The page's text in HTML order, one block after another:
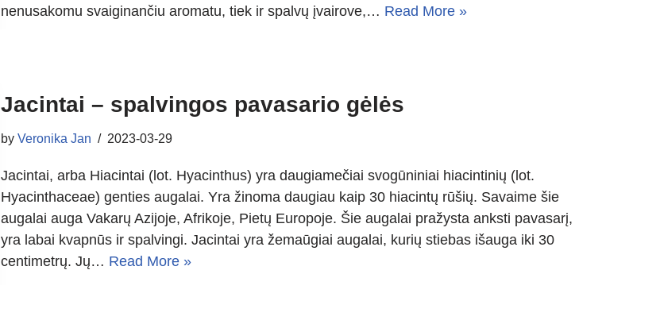
nenusakomu svaiginančiu aromatu, tiek ir spalvų įvairove,… Read More »
Jacintai – spalvingos pavasario gėlės
by Veronika Jan 2023-03-29
Jacintai, arba Hiacintai (lot. Hyacinthus) yra daugiamečiai svogūniniai hiacintinių (lot.
Hyacinthaceae) genties augalai. Yra žinoma daugiau kaip 30 hiacintų rūšių. Savaime šie
augalai auga Vakarų Azijoje, Afrikoje, Pietų Europoje. Šie augalai pražysta anksti pavasarį,
yra labai kvapnūs ir spalvingi. Jacintai yra žemaūgiai augalai, kurių stiebas išauga iki 30
centimetrų. Jų… Read More »